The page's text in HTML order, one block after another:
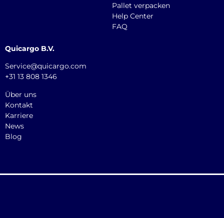
Pallet verpacken
Help Center
FAQ
Quicargo B.V.
Service@quicargo.com
+31 13 808 1346
Über uns
Kontakt
Karriere
News
Blog